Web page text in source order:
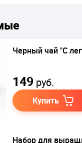
Черный чай "С
149 руб.
Купить
Набор для